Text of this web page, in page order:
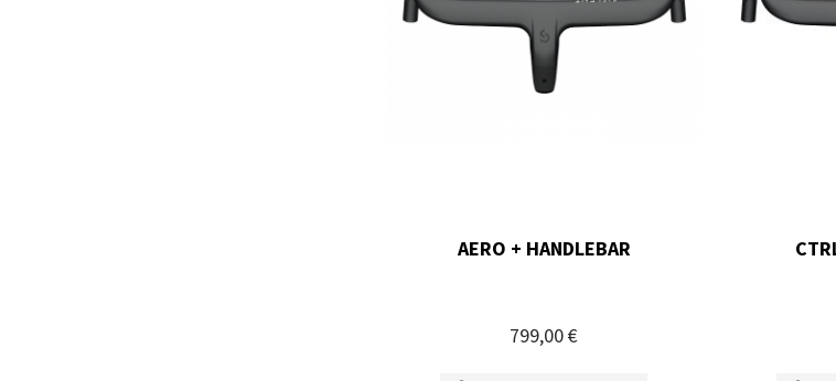
AERO + HANDLEBAR
799,00 €